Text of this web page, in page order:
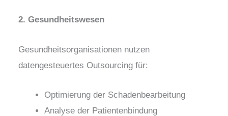
2. Gesundheitswesen
Gesundheitsorganisationen nutzen
datengesteuertes Outsourcing für:
Optimierung der Schadenbearbeitung
Analyse der Patientenbindung